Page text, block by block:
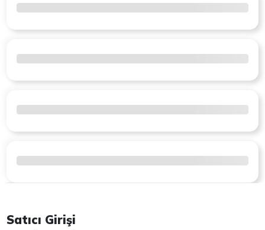
Satıcı Girişi